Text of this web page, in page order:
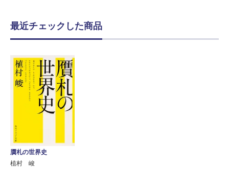
最近チェックした商品
贋札の世界史
植村 峻